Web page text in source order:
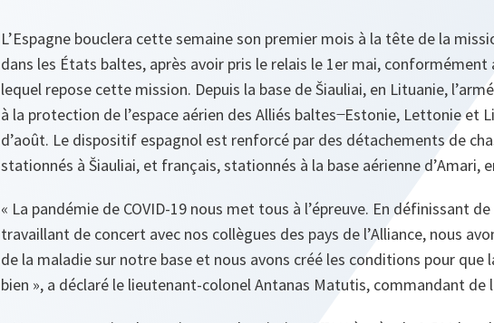
L’Espagne bouclera cette semaine son premier mois à la tête de la
dans les États baltes, après avoir pris le relais le 1er mai,
lequel repose cette mission. Depuis la base de Šiauliai, en Lituanie,
à la protection de l’espace aérien des Alliés baltes ̶ Estonie, Lettonie et
d’août. Le dispositif espagnol est renforcé par des détachements de
stationnés à Šiauliai, et français, stationnés à la base aérienne d’Amari,
« La pandémie de COVID-19 nous met tous à l’épreuve. En définissant
travaillant de concert avec nos collègues des pays de l’Alliance, nous
de la maladie sur notre base et nous avons créé les conditions pour que
bien », a déclaré le lieutenant-colonel Antanas Matutis, commandant de